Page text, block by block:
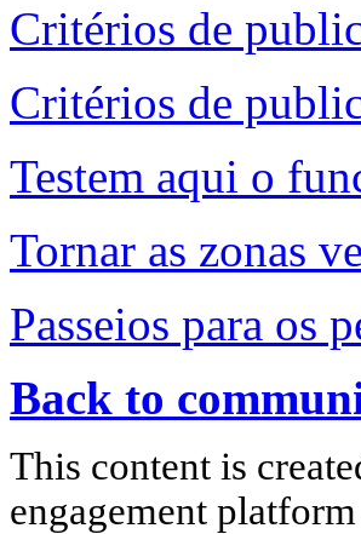
Critérios de
Critérios de
Testem aqui o
Tornar as zonas
Passeios para os
Back to
This content is
engagement